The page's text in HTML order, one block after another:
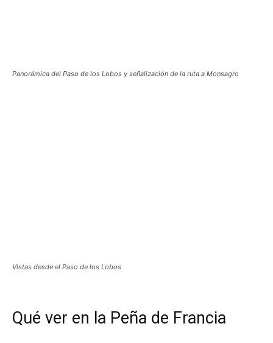
Panorámica del Paso de los Lobos y señalización de la ruta a Monsagro
Vistas desde el Paso de los Lobos
Qué ver en la Peña de Francia